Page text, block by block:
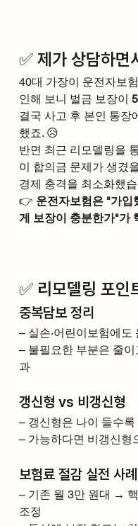
✅ 제가 상담하면
40대 가장이 운전자보
인해 보니 벌금 보장이
결국 사고 후 본인 통장
했죠. 😥
반면 최근 리모델링을
이 합의금 문제가 생겼
경제 충격을 최소화했
👉 운전자보험은 "가입
게 보장이 충분한가"가
✅ 리모델링 포인
중복담보 정리
– 실손·어린이보험에
– 불필요한 부분은 줄
과
갱신형 vs 비갱신형
– 갱신형은 나이 들수
– 가능하다면 비갱신형
보험료 절감 실전 사례
– 기존 월 3만 원대 →
조정